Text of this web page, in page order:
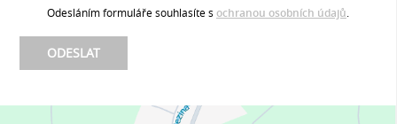
Odesláním formuláře souhlasíte s ochranou osobních údajů